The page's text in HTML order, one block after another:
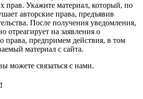
прав. Укажите материал, который, по
авторские права, предъявив
После получения уведомления,
отреагирует на заявления о
права, предпримем действия, в том
материал с сайта.
можете связаться с нами.